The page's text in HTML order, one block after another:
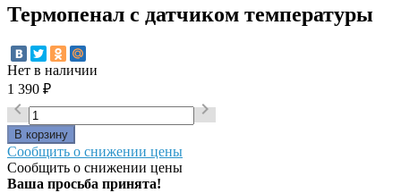
Термопенал с датчиком температуры
Нет в наличии
1 390 ₽
 
Сообщить о снижении цены
Сообщить о снижении цены
Ваша просьба принята!